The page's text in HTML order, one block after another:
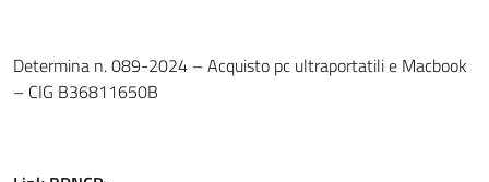
Determina n. 089-2024 – Acquisto pc ultraportatili e Macbook
– CIG B36811650B